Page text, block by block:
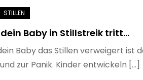
Baby in Stillstreik tritt…
Baby das Stillen verweigert ist
zur Panik. Kinder entwickeln […]